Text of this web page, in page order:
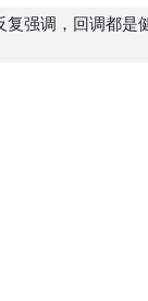
Bullish structure
to
强调，回调都是